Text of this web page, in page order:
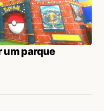
um parque